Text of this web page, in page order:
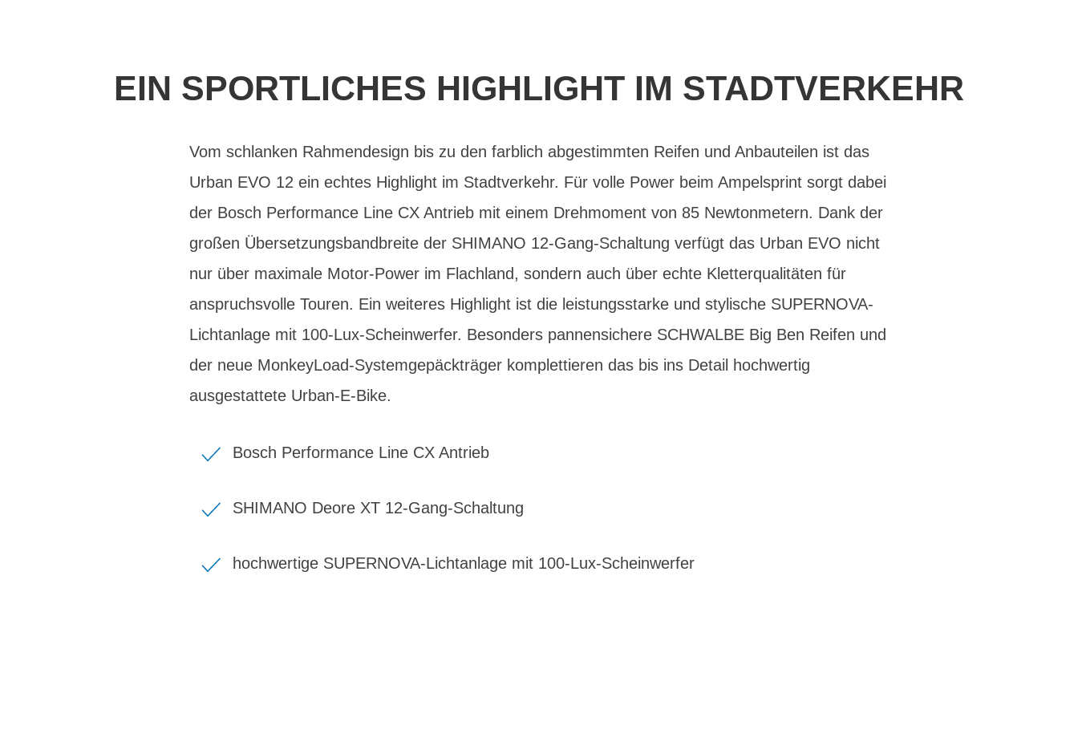
EIN SPORTLICHES HIGHLIGHT IM STADTVERKEHR
Vom schlanken Rahmendesign bis zu den farblich abgestimmten Reifen und Anbauteilen ist das
Urban EVO 12 ein echtes Highlight im Stadtverkehr. Für volle Power beim Ampelsprint sorgt dabei
der Bosch Performance Line CX Antrieb mit einem Drehmoment von 85 Newtonmetern. Dank der
großen Übersetzungsbandbreite der SHIMANO 12-Gang-Schaltung verfügt das Urban EVO nicht
nur über maximale Motor-Power im Flachland, sondern auch über echte Kletterqualitäten für
anspruchsvolle Touren. Ein weiteres Highlight ist die leistungsstarke und stylische SUPERNOVA-
Lichtanlage mit 100-Lux-Scheinwerfer. Besonders pannensichere SCHWALBE Big Ben Reifen und
der neue MonkeyLoad-Systemgepäckträger komplettieren das bis ins Detail hochwertig
ausgestattete Urban-E-Bike.
Bosch Performance Line CX Antrieb
SHIMANO Deore XT 12-Gang-Schaltung
hochwertige SUPERNOVA-Lichtanlage mit 100-Lux-Scheinwerfer